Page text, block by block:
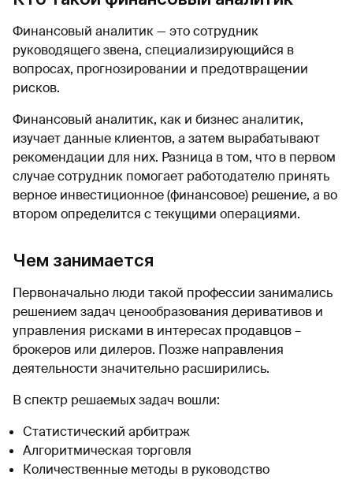
Финансовый аналитик — это сотрудник
руководящего звена, специализирующийся в
вопросах, прогнозировании и предотвращении
рисков.
Финансовый аналитик, как и бизнес аналитик,
изучает данные клиентов, а затем вырабатывают
рекомендации для них. Разница в том, что в первом
случае сотрудник помогает работодателю принять
верное инвестиционное (финансовое) решение, а во
втором определится с текущими операциями.
Чем занимается
Первоначально люди такой профессии занимались
решением задач ценообразования деривативов и
управления рисками в интересах продавцов –
брокеров или дилеров. Позже направления
деятельности значительно расширились.
В спектр решаемых задач вошли:
Статистический арбитраж
Алгоритмическая торговля
Количественные методы в руководство